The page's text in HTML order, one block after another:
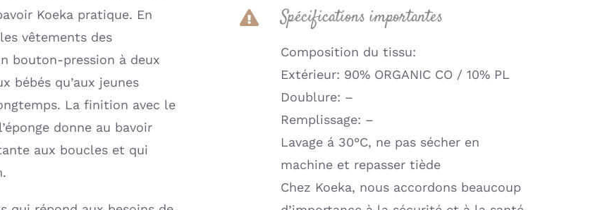
Koeka pratique. En
vêtements des
bouton-pression à deux
bébés qu’aux jeunes
La finition avec le
donne au bavoir
aux boucles et qui
Spécifications importantes
Composition du tissu:
Extérieur: 90% ORGANIC CO / 10% PL
Doublure: –
Remplissage: –
Lavage á 30°C, ne pas sécher en
machine et repasser tiède
Chez Koeka, nous accordons beaucoup